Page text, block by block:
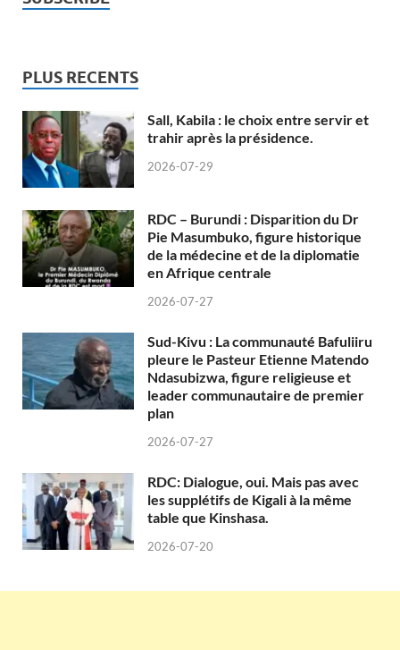
PLUS RECENTS
Sall, Kabila : le choix entre servir et
trahir après la présidence.
2026-07-29
RDC – Burundi : Disparition du Dr
Pie Masumbuko, figure historique
de la médecine et de la diplomatie
en Afrique centrale
2026-07-27
Sud-Kivu : La communauté Bafuliiru
pleure le Pasteur Etienne Matendo
Ndasubizwa, figure religieuse et
leader communautaire de premier
plan
2026-07-27
RDC: Dialogue, oui. Mais pas avec
les supplétifs de Kigali à la même
table que Kinshasa.
2026-07-20